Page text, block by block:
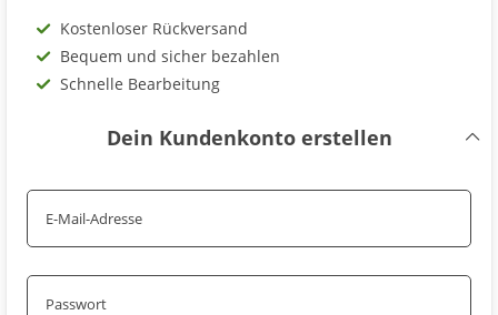
Kostenloser Rückversand
Bequem und sicher bezahlen
Schnelle Bearbeitung
Dein Kundenkonto erstellen
E-Mail-Adresse
Passwort